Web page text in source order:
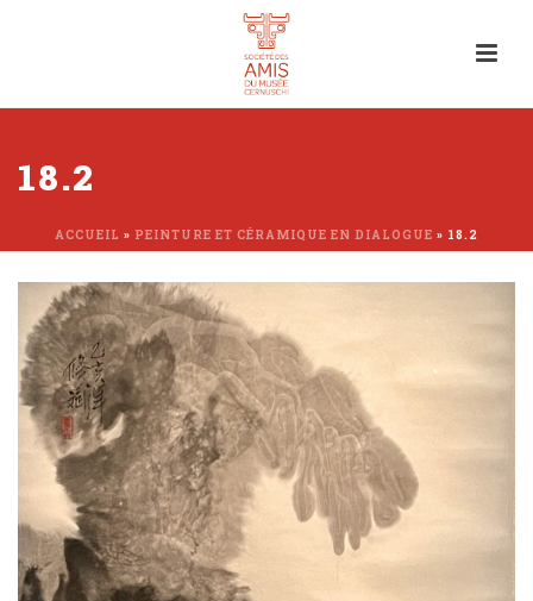
18.2
ACCUEIL » PEINTURE ET CÉRAMIQUE EN DIALOGUE » 18.2